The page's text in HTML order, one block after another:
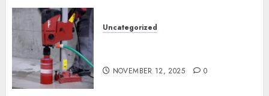
Uncategorized
NOVEMBER 12, 2025 0